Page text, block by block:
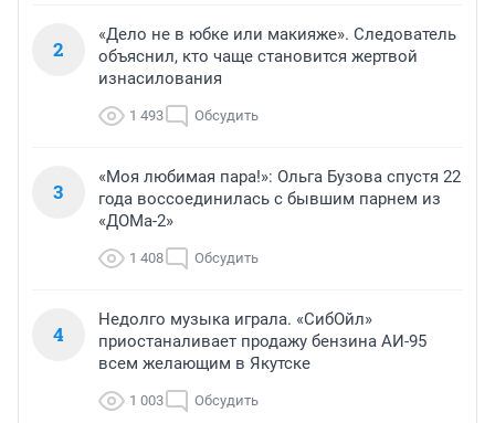
2
«Дело не в юбке или макияже». Следователь
объяснил, кто чаще становится жертвой
изнасилования
1 493 Обсудить
3
«Моя любимая пара!»: Ольга Бузова спустя 22
года воссоединилась с бывшим парнем из
«ДОМа-2»
1 408 Обсудить
4
Недолго музыка играла. «СибОйл»
приостаналивает продажу бензина АИ-95
всем желающим в Якутске
1 003 Обсудить